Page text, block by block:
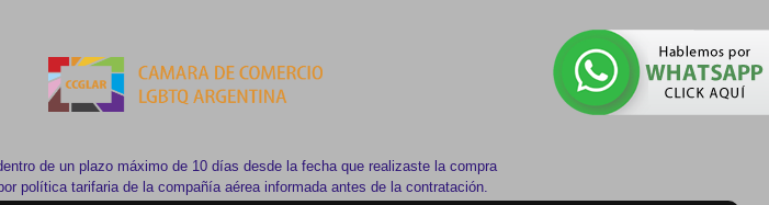
de un plazo máximo de 10 días desde la fecha que realizaste la compra
política tarifaria de la compañía aérea informada antes de la contratación.